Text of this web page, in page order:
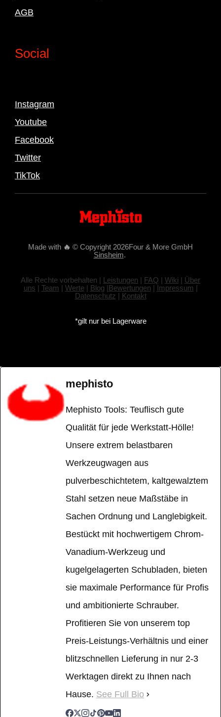
AGB
Social
Instagram
Youtube
Facebook
Twitter
TikTok
Made with 🔥 © Copyright 2026Four & More GmbH
Sinsheim.
Alle Rechte vorbehalten | Leistungen | FAQ | Wiki | Über
uns | Team | Werte| Blog |Bewertungen | Impressum |
Datenschutz | Kontakt
*gilt nur bei Lagerware
mephisto
Mephisto Tools: Teuflisch gute
Qualität für jede Werkstatt-Hölle!
Unsere extrem belastbaren
Werkzeugwagen aus
pulverbeschichtetem, kaltgewalztem
Stahl setzen neue Maßstäbe in
Sachen Ordnung und Langlebigkeit.
Bestückt mit hochwertigem Chrom-
Vanadium-Werkzeug und
kugelgelagerten Schubladen, bieten
sie maximale Performance für Profis
und ambitionierte Schrauber.
Profitieren Sie von unserem top
Preis-Leistungs-Verhältnis und einer
blitzschnellen Lieferung in nur 2-3
Werktagen direkt zu Ihnen nach
Hause. See Full Bio